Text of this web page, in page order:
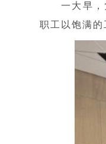
一大早
职工以饱满的